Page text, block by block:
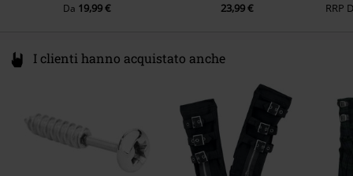
Da 19,99 €
23,99 €
RRP
I clienti hanno acquistato anche